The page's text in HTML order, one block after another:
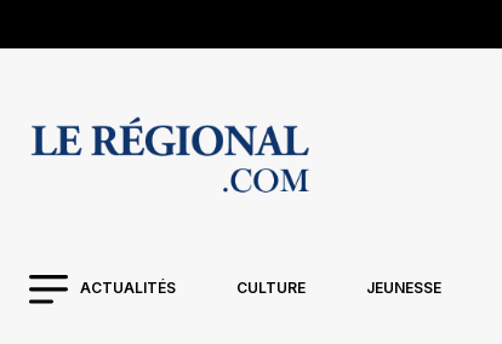
ACTUALITÉS CULTURE JEUNESSE